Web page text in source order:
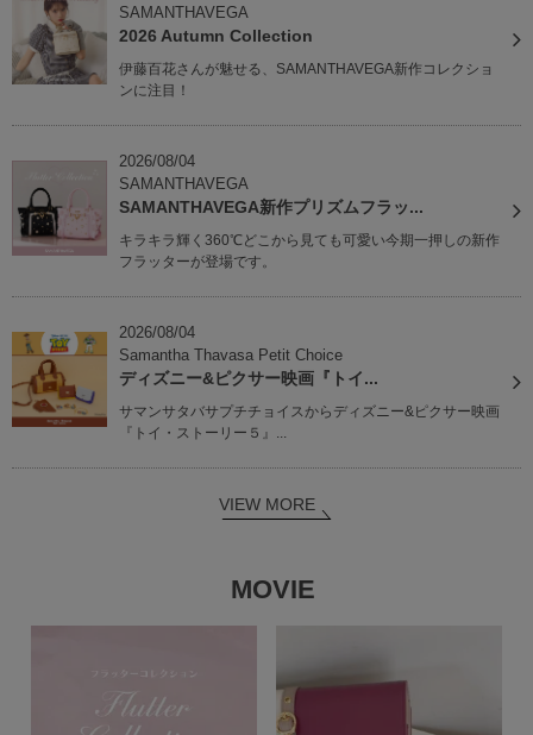
SAMANTHAVEGA
2026 Autumn Collection
伊藤百花さんが魅せる、SAMANTHAVEGA新作コレクショ
ンに注目！
2026/08/04
SAMANTHAVEGA
SAMANTHAVEGA新作プリズムフラッ...
キラキラ輝く360℃どこから見ても可愛い今期一押しの新作
フラッターが登場です。
2026/08/04
Samantha Thavasa Petit Choice
ディズニー&ピクサー映画『トイ...
サマンサタバサプチチョイスからディズニー&ピクサー映画
『トイ・ストーリー５』...
VIEW MORE
MOVIE